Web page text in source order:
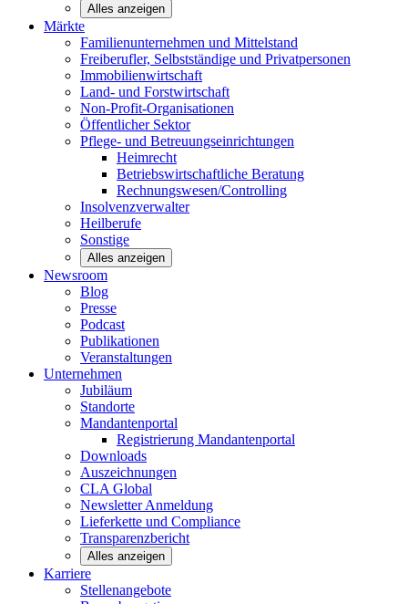
Alles anzeigen
Märkte
Familienunternehmen und Mittelstand
Freiberufler, Selbstständige und Privatpersonen
Immobilienwirtschaft
Land- und Forstwirtschaft
Non-Profit-Organisationen
Öffentlicher Sektor
Pflege- und Betreuungseinrichtungen
Heimrecht
Betriebswirtschaftliche Beratung
Rechnungswesen/Controlling
Insolvenzverwalter
Heilberufe
Sonstige
Alles anzeigen
Newsroom
Blog
Presse
Podcast
Publikationen
Veranstaltungen
Unternehmen
Jubiläum
Standorte
Mandantenportal
Registrierung Mandantenportal
Downloads
Auszeichnungen
CLAGlobal
NewsletterAnmeldung
Lieferkette und Compliance
Transparenzbericht
Alles anzeigen
Karriere
Stellenangebote